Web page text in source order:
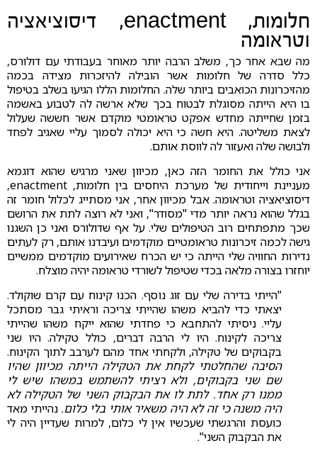
חלומות, enactment, דיסוציאציה
וטראומה
מה שבא אחר כך, משלב הרבה יותר מאוחר בעבודתי עם דולורס,
כלל סדרה של חלומות אשר הובילה להיזכרות מצידה בכמה
מהזיכרונות הכואבים ביותר שלה. החלומות הללו הגיעו בשלב בטיפול
בו היא הייתה מסוגלת לבטוח בכך שלא ארשה לה לטבוע באשמה
בזמן שחייתה מחדש אפקט טראומטי מוקדם אשר חששה שעלול
לצאת משליטה. היא חשה כי היא יכולה לסמוך עליי שאגיב לפחד
ולבושה שלה ואעזור לה לווסת אותם.
אני כולל את החומר הזה כאן, מכיוון שאני מרגיש שהוא דוגמא
מעניינת וייחודית של מערכת היחסים בין חלומות, enactment,
דיסוציאציה וטראומה. אבל מכיוון אחר, אני מסתייג לכלול חומר זה
בגלל שהוא נראה יותר מדי "מסודר", ואני לא רוצה לתת את הרושם
שכך מתפתחים רוב הטיפולים שלי. על אף שדולורס ואני כן השגנו
גישה לכמה זיכרונות טראומטיים מוקדמים ועיבדנו אותם, רק לעתים
נדירות החוויה שלי הייתה כי יש הכרח שאירועים מוקדמים ממשיים
יוחזרו בצורה מלאה בכדי שטיפול לשורדי טראומה יהיה מוצלח.
"הייתי בדירה שלי עם זוג נוסף. הכנו קינוח עם קרם שוקולד.
יצאתי כדי להביא משהו שהייתי צריכה וראיתי גבר מסתכל
עליי. ניסיתי להתחבא כי פחדתי שהוא ייקח משהו שהייתי
צריכה לקינוח. היו לי הרבה דברים, כולל טקילה. היו שני
בקבוקים של טקילה, ולקחתי אחד מהם לערבב לתוך הקינוח.
הסיבה שהחלטתי לקחת את הטקילה הייתה מכיוון שהיו
שם שני בקבוקים, ולא רציתי להשתמש במשהו שיש לי
ממנו רק אחד. לתת לו את הבקבוק השני של הטקילה לא
היה משנה כי זה לא היה משאיר אותי בלי כלום. נהייתי מאד
כועסת והרגשתי שעכשיו אין לי כלום, למרות שעדיין היה לי
את הבקבוק השני".